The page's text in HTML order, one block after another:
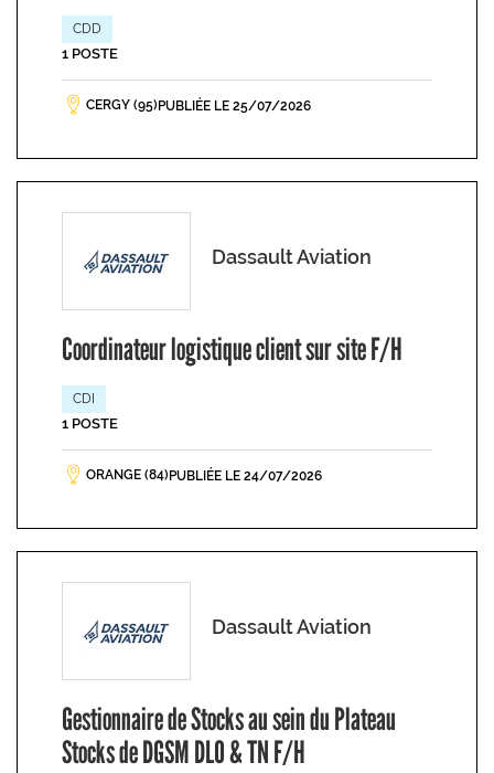
CDD
1 POSTE
CERGY (95) PUBLIÉE LE 25/07/2026
Dassault Aviation
Coordinateur logistique client sur site F/H
CDI
1 POSTE
ORANGE (84) PUBLIÉE LE 24/07/2026
Dassault Aviation
Gestionnaire de Stocks au sein du Plateau
Stocks de DGSM DLO & TN F/H